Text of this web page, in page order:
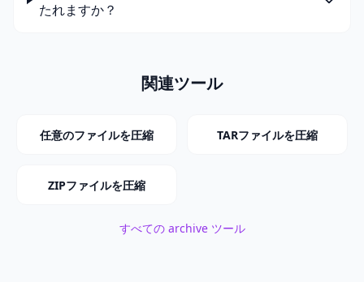
たれますか？
関連ツール
任意のファイルを圧縮 TARファイルを圧縮
ZIPファイルを圧縮
すべての archive ツール